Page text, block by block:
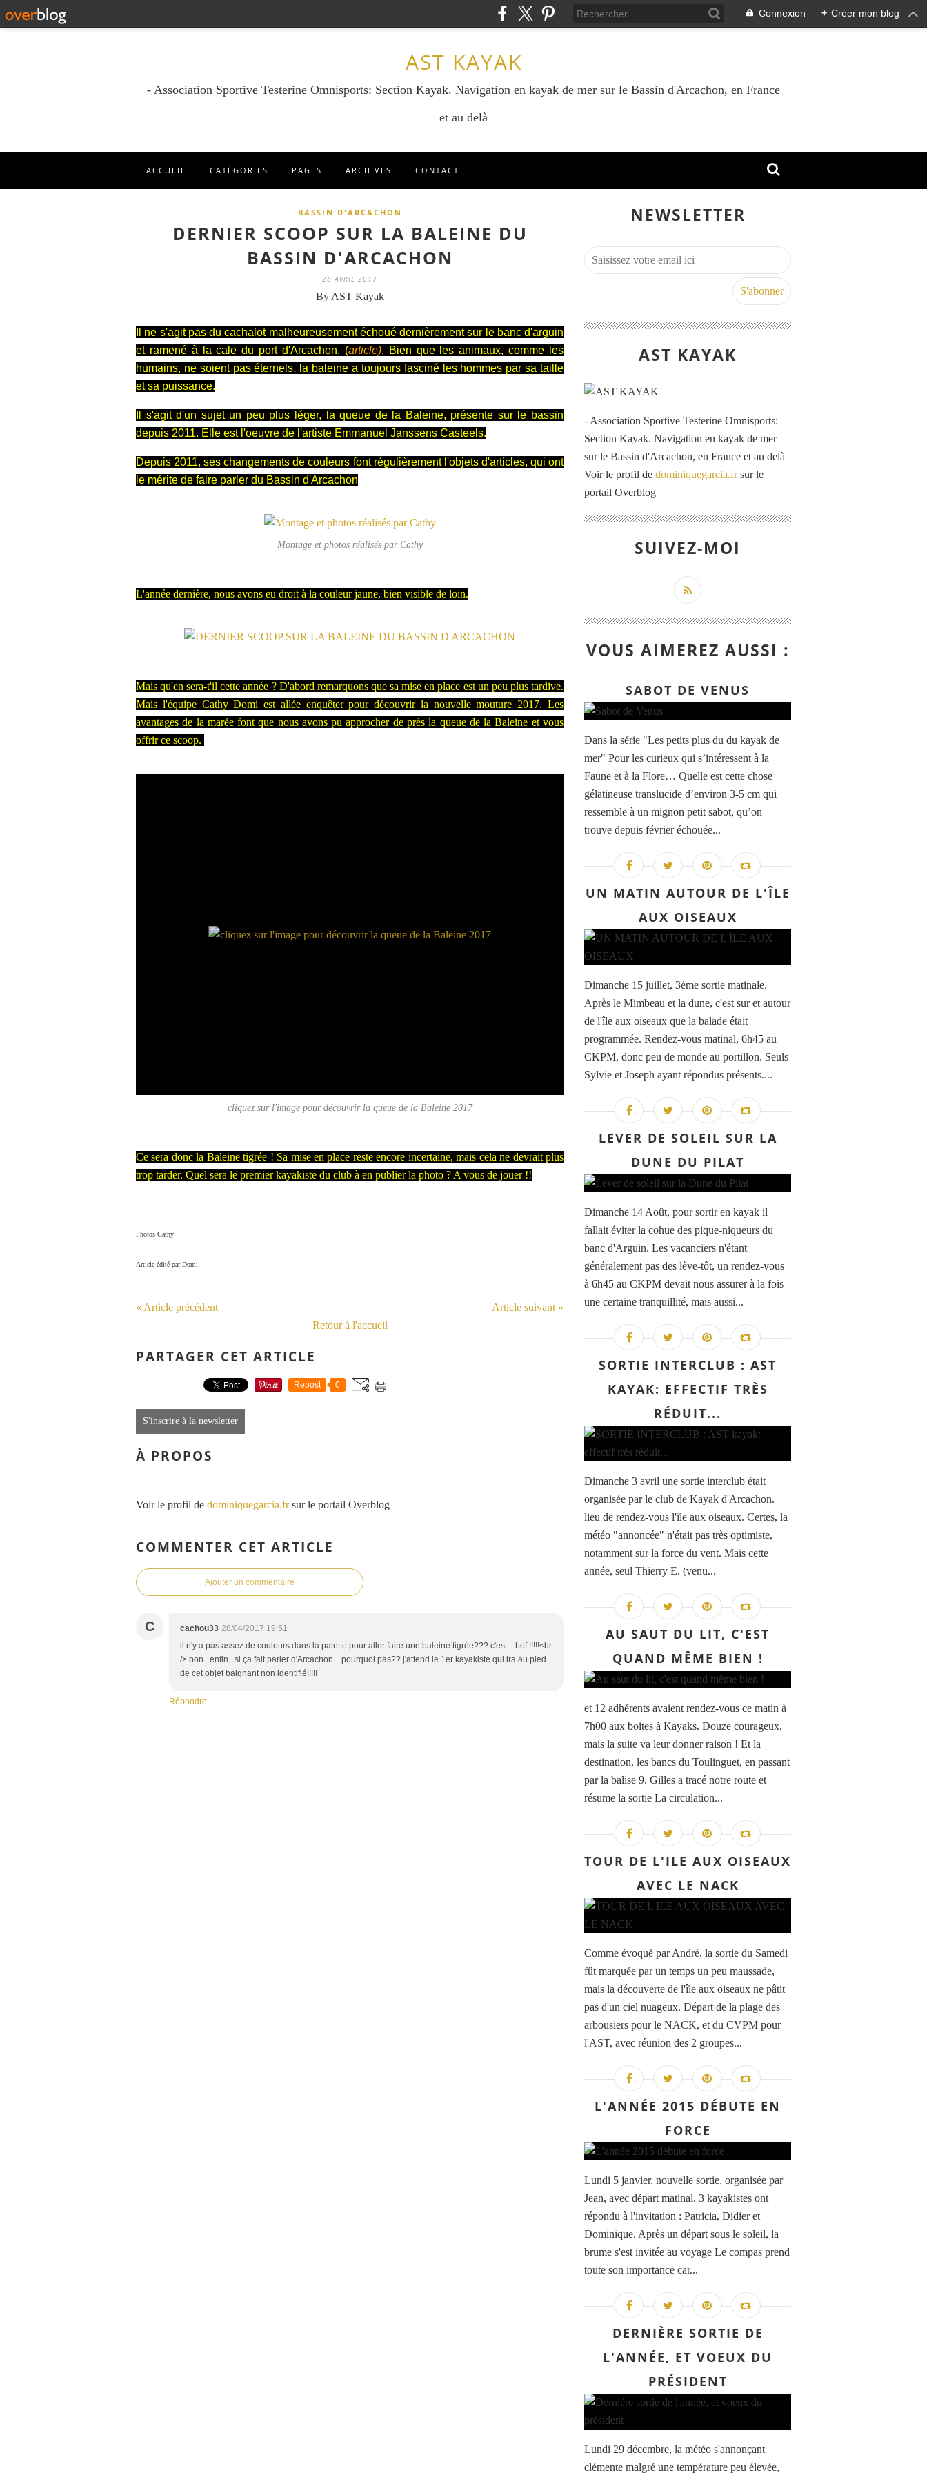
Connexion + Créer mon blog
AST KAYAK
- Association Sportive Testerine Omnisports: Section Kayak. Navigation en kayak de mer sur le Bassin d'Arcachon, en France
et au delà
ACCUEIL CATÉGORIES PAGES ARCHIVES CONTACT
BASSIN D'ARCACHON
DERNIER SCOOP SUR LA BALEINE DU
BASSIN D'ARCACHON
28 AVRIL 2017
By AST Kayak
Il ne s'agit pas du cachalot malheureusement échoué dernièrement sur le banc d'arguin
et ramené à la cale du port d'Arcachon. (article). Bien que les animaux, comme les
humains, ne soient pas éternels, la baleine a toujours fasciné les hommes par sa taille
et sa puissance.
Il s'agit d'un sujet un peu plus léger, la queue de la Baleine, présente sur le bassin
depuis 2011. Elle est l'oeuvre de l'artiste Emmanuel Janssens Casteels.
Depuis 2011, ses changements de couleurs font régulièrement l'objets d'articles, qui ont
le mérite de faire parler du Bassin d'Arcachon
Montage et photos réalisés par Cathy
L'année dernière, nous avons eu droit à la couleur jaune, bien visible de loin.
Mais qu'en sera-t'il cette année ? D'abord remarquons que sa mise en place est un peu plus tardive.
Mais l'équipe Cathy Domi est allée enquêter pour découvrir la nouvelle mouture 2017. Les
avantages de la marée font que nous avons pu approcher de près la queue de la Baleine et vous
offrir ce scoop.
cliquez sur l'image pour découvrir la queue de la Baleine 2017
Ce sera donc la Baleine tigrée ! Sa mise en place reste encore incertaine, mais cela ne devrait plus
trop tarder. Quel sera le premier kayakiste du club à en publier la photo ? A vous de jouer !!
Photos Cathy
Article édité par Domi
« Article précédent
Article suivant »
Retour à l'accueil
PARTAGER CET ARTICLE
Repost 0
S'inscrire à la newsletter
À PROPOS
Voir le profil de dominiquegarcia.frsur le portail Overblog
COMMENTER CET ARTICLE
Ajouter un commentaire
C cachou33 28/04/2017 19:51
il n'y a pas assez de couleurs dans la palette pour aller faire une baleine tigrée??? c'est ...bof !!!!!<br
/> bon...enfin...si ça fait parler d'Arcachon....pourquoi pas?? j'attend le 1er kayakiste qui ira au pied
de cet objet baignant non identifié!!!!!
Répondre
NEWSLETTER
AST KAYAK
- Association Sportive Testerine Omnisports:
Section Kayak. Navigation en kayak de mer
sur le Bassin d'Arcachon, en France et au delà
Voir le profil de dominiquegarcia.frsur le
portail Overblog
SUIVEZ-MOI
VOUS AIMEREZ AUSSI :
SABOT DE VENUS
Dans la série "Les petits plus du du kayak de
mer" Pour les curieux qui s’intéressent à la
Faune et à la Flore… Quelle est cette chose
gélatineuse translucide d’environ 3-5 cm qui
ressemble à un mignon petit sabot, qu’on
trouve depuis février échouée...
UN MATIN AUTOUR DE L'ÎLE
AUX OISEAUX
Dimanche 15 juillet, 3ème sortie matinale.
Après le Mimbeau et la dune, c'est sur et autour
de l'île aux oiseaux que la balade était
programmée. Rendez-vous matinal, 6h45 au
CKPM, donc peu de monde au portillon. Seuls
Sylvie et Joseph ayant répondus présents....
LEVER DE SOLEIL SUR LA
DUNE DU PILAT
Dimanche 14 Août, pour sortir en kayak il
fallait éviter la cohue des pique-niqueurs du
banc d'Arguin. Les vacanciers n'étant
généralement pas des lève-tôt, un rendez-vous
à 6h45 au CKPM devait nous assurer à la fois
une certaine tranquillité, mais aussi...
SORTIE INTERCLUB : AST
KAYAK: EFFECTIF TRÈS
RÉDUIT...
Dimanche 3 avril une sortie interclub était
organisée par le club de Kayak d'Arcachon.
lieu de rendez-vous l'île aux oiseaux. Certes, la
météo "annoncée" n'était pas très optimiste,
notamment sur la force du vent. Mais cette
année, seul Thierry E. (venu...
AU SAUT DU LIT, C'EST
QUAND MÊME BIEN !
et 12 adhérents avaient rendez-vous ce matin à
7h00 aux boites à Kayaks. Douze courageux,
mais la suite va leur donner raison ! Et la
destination, les bancs du Toulinguet, en passant
par la balise 9. Gilles a tracé notre route et
résume la sortie La circulation...
TOUR DE L'ILE AUX OISEAUX
AVEC LE NACK
Comme évoqué par André, la sortie du Samedi
fût marquée par un temps un peu maussade,
mais la découverte de l'île aux oiseaux ne pâtit
pas d'un ciel nuageux. Départ de la plage des
arbousiers pour le NACK, et du CVPM pour
l'AST, avec réunion des 2 groupes...
L'ANNÉE 2015 DÉBUTE EN
FORCE
Lundi 5 janvier, nouvelle sortie, organisée par
Jean, avec départ matinal. 3 kayakistes ont
répondu à l'invitation : Patricia, Didier et
Dominique. Après un départ sous le soleil, la
brume s'est invitée au voyage Le compas prend
toute son importance car...
DERNIÈRE SORTIE DE
L'ANNÉE, ET VOEUX DU
PRÉSIDENT
Lundi 29 décembre, la météo s'annonçant
clémente malgré une température peu élevée,